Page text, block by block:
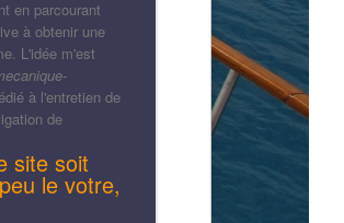
en parcourant
à obtenir une
L'idée m'est
à l'entretien de
de
site soit
le votre,